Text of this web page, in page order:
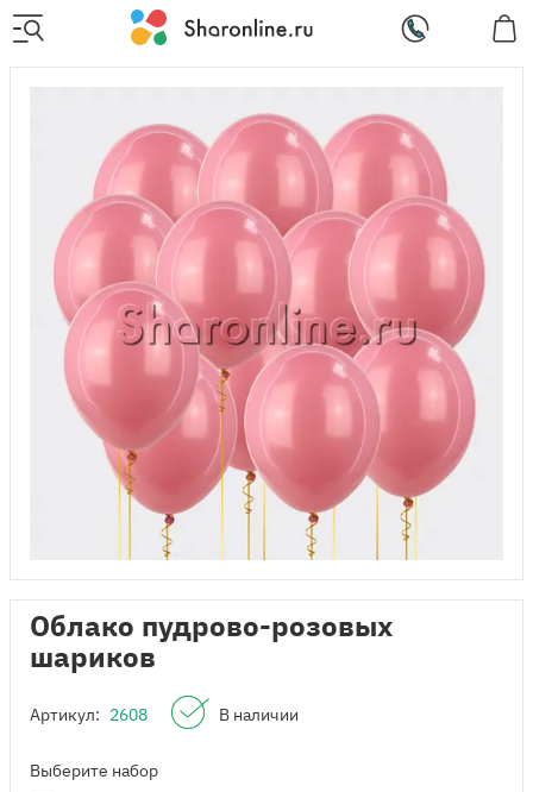
Облако пудрово-розовых
шариков
Артикул: 2608 В наличии
Выберите набор